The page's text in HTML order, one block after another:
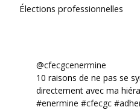
Élections professionnelles
@cfecgcenermine
10 raisons de ne pas se
directement avec ma
#enermine #cfecgc